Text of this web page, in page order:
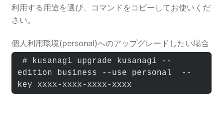
利用する用途を選び、コマンドをコピーしてお使いくだ
さい。
個人利用環境(personal)へのアップグレードしたい場合
edition business --use personal  --
key xxxx-xxxx-xxxx-xxxx